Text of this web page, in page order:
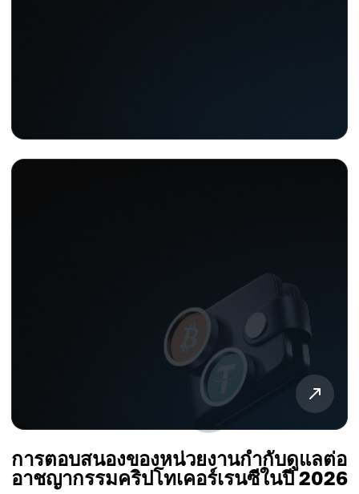
การตอบสนองของหน่วยงานกำกับดูแลต่อ
อาชญากรรมคริปโทเคอร์เรนซีในปี 2026